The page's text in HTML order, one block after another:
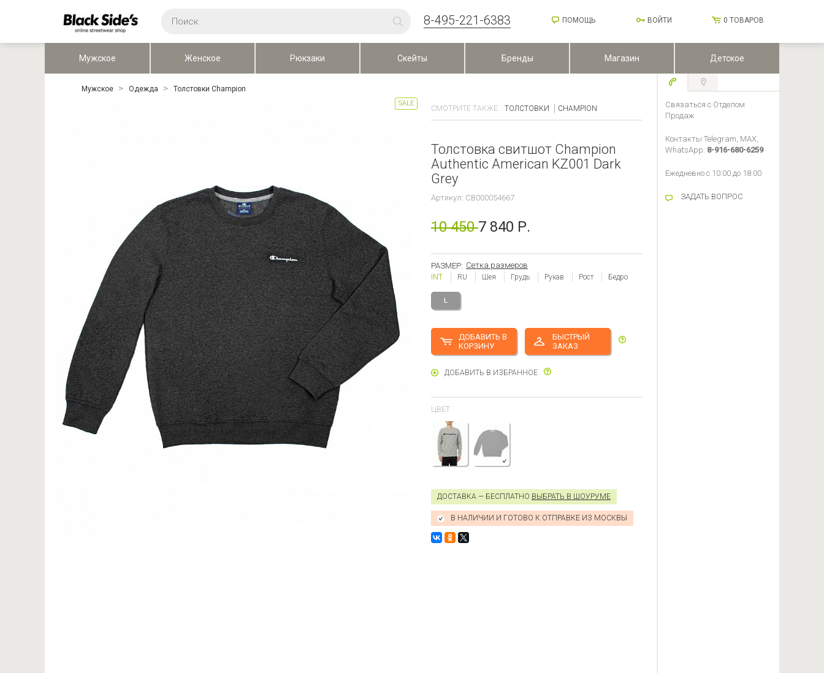
Мужское Одежда Толстовки Champion
СМОТРИТЕ ТАКЖЕ: ТОЛСТОВКИ CHAMPION
Толстовка свитшот Champion
Authentic American KZ001 Dark
Grey
Артикул: CB000054667
10 4507 840 Р.
РАЗМЕР: Сетка размеров
INT RU Шея Грудь Рукав Рост Бедро
L
ДОБАВИТЬ В
КОРЗИНУ
БЫСТРЫЙ
ЗАКАЗ
ДОБАВИТЬ В ИЗБРАННОЕ
ЦВЕТ
ДОСТАВКА — БЕСПЛАТНО ВЫБРАТЬ В ШОУРУМЕ
В НАЛИЧИИ И ГОТОВО К ОТПРАВКЕ ИЗ МОСКВЫ
SALE
Связаться с Отделом
Продаж
Контакты Telegram, MAX,
WhatsApp: 8-916-680-6259
Ежедневно с 10:00 до 18:00
ЗАДАТЬ ВОПРОС
8-495-221-6383 ПОМОЩЬ ВОЙТИ 0 ТОВАРОВ
Мужское Женское Рюкзаки Скейты Бренды Магазин Детское